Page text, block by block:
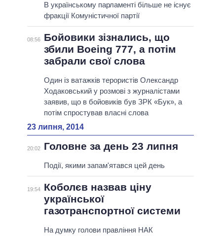
В українському парламенті більше не існує
фракції Комуністичної партії
08:56
Бойовики зізнались, що
збили Boeing 777, а потім
забрали свої слова
Один із ватажків терористів Олександр
Ходаковський у розмові з журналістами
заявив, що в бойовиків був ЗРК «Бук», а
потім спростував власні слова
23 липня, 2014
20:02 Головне за день 23 липня
Події, якими запам'ятався цей день
19:54
Коболєв назвав ціну
української
газотранспортної системи
На думку голови правління НАК